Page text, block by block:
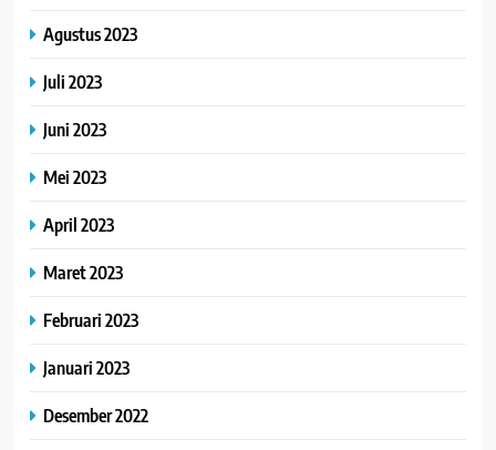
Agustus 2023
Juli 2023
Juni 2023
Mei 2023
April 2023
Maret 2023
Februari 2023
Januari 2023
Desember 2022